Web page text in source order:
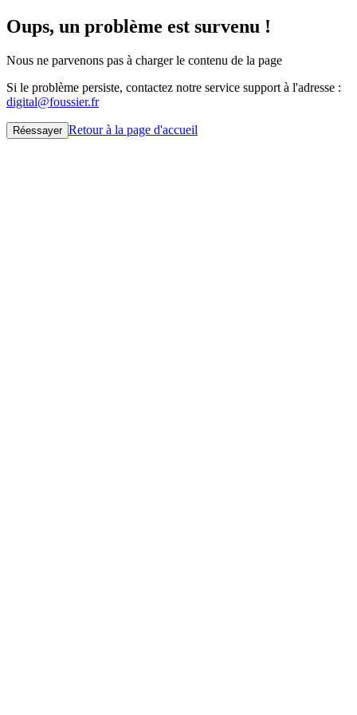
Oups, un problème est survenu !
Nous ne parvenons pas à charger le contenu de la page
Si le problème persiste, contactez notre service support à l'adresse :
digital@foussier.fr
Réessayer Retour à la page d'accueil